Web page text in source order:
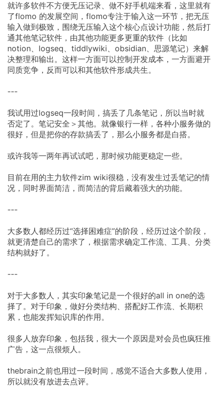
就许多软件不方便无压记录、做不好手机端来看，这里就有
了flomo 的发展空间，flomo专注于输入这一环节，把无压
输入做到极致，围绕无压输入这个核心点设计功能，然后打
通其他笔记软件，由其他功能更多更重的软件（比如
notion、logseq、tiddlywiki、obsidian、思源笔记）来解
决整理和输出。这样一方面可以控制开发成本，一方面避开
同质竞争，反而可以和其他软件形成共生。
---
我试用过logseq一段时间，搞丢了几条笔记，所以当时就
否定了。笔记安全＞其他。就像银行一样，各种小服务做的
很好，但是把你的存款搞丢了，那么小服务都是白搭。
或许我等一两年再试试吧，那时候功能更稳定一些。
目前在用的主力软件zim wiki很稳，没有发生过丢笔记的情
况，同时界面简洁，而简洁的背后藏着强大的功能。
---
大多数人都经历过“选择困难症”的阶段，经历过这个阶段，
就更清楚自己的需求了，根据需求确定工作流、工具、分类
结构就好了。
---
对于大多数人，其实印象笔记是一个很好的all in one的选
择了。对于印象，做好分类结构、搭配好工作流、长期积
累，也能发挥知识库的作用。
很多人放弃印象，包括我，很大一个原因是对会员也疯狂推
广告，这一点很烦人。
thebrain之前也用过一段时间，感觉不适合大多数人使用，
所以就没有放进去点评。